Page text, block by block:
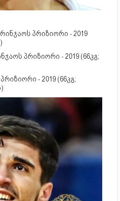
პრიზიორი - 2019
პრიზიორი - 2019 (66კგ;
- 2019 (66კგ;